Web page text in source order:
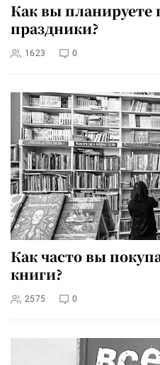
Как вы планируете
праздники?
1623 0
Как часто вы
книги?
2575 0